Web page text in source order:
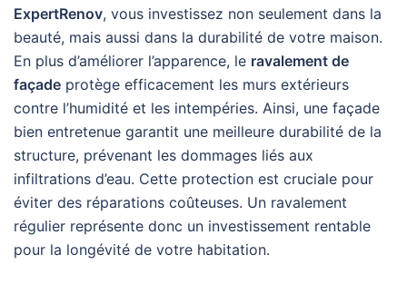
ExpertRenov, vous investissez non seulement dans la
beauté, mais aussi dans la durabilité de votre maison.
En plus d’améliorer l’apparence, le ravalement de
façade protège efficacement les murs extérieurs
contre l’humidité et les intempéries. Ainsi, une façade
bien entretenue garantit une meilleure durabilité de la
structure, prévenant les dommages liés aux
infiltrations d’eau. Cette protection est cruciale pour
éviter des réparations coûteuses. Un ravalement
régulier représente donc un investissement rentable
pour la longévité de votre habitation.